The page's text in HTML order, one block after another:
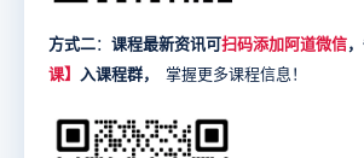
方式二： 课程最新资讯可扫码添加阿道微信
课】
入课程群， 掌握更多课程信息！